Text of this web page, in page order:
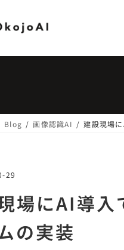
Blog 画像認識AI 建設現場
29
場にAI導入
の実装